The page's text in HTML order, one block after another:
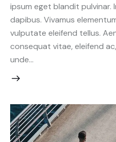
ipsum eget blandit pulvinar.
dapibus. Vivamus
vulputate eleifend tellus.
consequat vitae, eleifend
unde…